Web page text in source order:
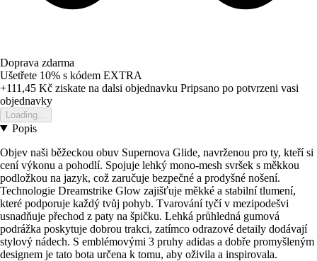
Doprava zdarma
Ušetřete 10% s kódem EXTRA
+111,45 Kč ziskate na dalsi objednavku Pripsano po potvrzeni vasi
objednavky
Loading...
Popis
Objev naši běžeckou obuv Supernova Glide, navrženou pro ty, kteří si
cení výkonu a pohodlí. Spojuje lehký mono-mesh svršek s měkkou
podložkou na jazyk, což zaručuje bezpečné a prodyšné nošení.
Technologie Dreamstrike Glow zajišťuje měkké a stabilní tlumení,
které podporuje každý tvůj pohyb. Tvarování tyčí v mezipodešvi
usnadňuje přechod z paty na špičku. Lehká průhledná gumová
podrážka poskytuje dobrou trakci, zatímco odrazové detaily dodávají
stylový nádech. S emblémovými 3 pruhy adidas a dobře promyšleným
designem je tato bota určena k tomu, aby oživila a inspirovala.